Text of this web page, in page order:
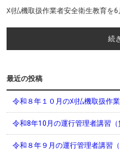
刈払機取扱作業者安全衛生教育を
続
最近の投稿
令和８年１０月の刈払機取扱作
令和8年10月の運行管理者講習
令和８年９月の運行管理者講習